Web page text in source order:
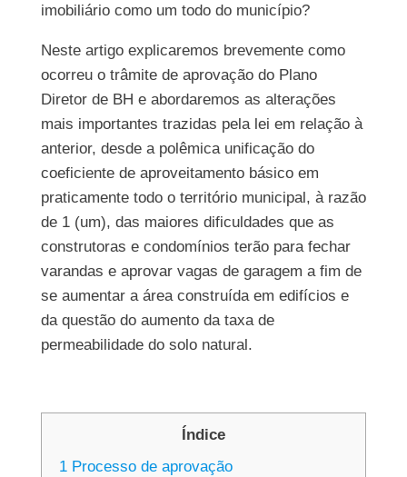
imobiliário como um todo do município?
Neste artigo explicaremos brevemente como
ocorreu o trâmite de aprovação do Plano
Diretor de BH e abordaremos as alterações
mais importantes trazidas pela lei em relação à
anterior, desde a polêmica unificação do
coeficiente de aproveitamento básico em
praticamente todo o território municipal, à razão
de 1 (um), das maiores dificuldades que as
construtoras e condomínios terão para fechar
varandas e aprovar vagas de garagem a fim de
se aumentar a área construída em edifícios e
da questão do aumento da taxa de
permeabilidade do solo natural.
Índice
1 Processo de aprovação